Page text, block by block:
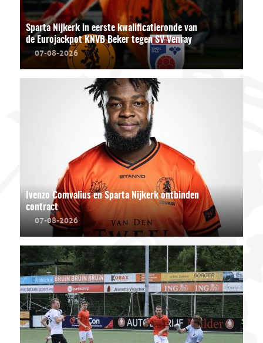
Sparta Nijkerk in eerste kwalificatieronde van
de Eurojackpot KNVB Beker tegen SV Venray
07-08-2026
Ivenzo Comvalius en Sparta Nijkerk ontbinden
contract
07-08-2026